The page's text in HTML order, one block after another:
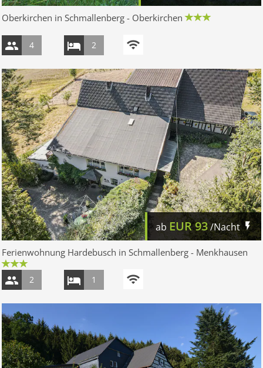
Oberkirchen in Schmallenberg - Oberkirchen
4 2
ab EUR93/Nacht
Ferienwohnung Hardebusch in Schmallenberg - Menkhausen
2 1